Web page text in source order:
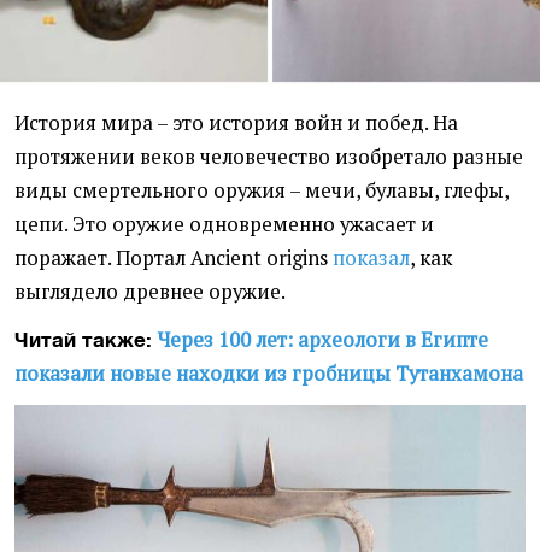
История мира – это история войн и побед. На
протяжении веков человечество изобретало разные
виды смертельного оружия – мечи, булавы, глефы,
цепи. Это оружие одновременно ужасает и
поражает. Портал Аncient origins показал, как
выглядело древнее оружие.
Читай также:Через 100 лет: археологи в Египте
показали новые находки из гробницы Тутанхамона